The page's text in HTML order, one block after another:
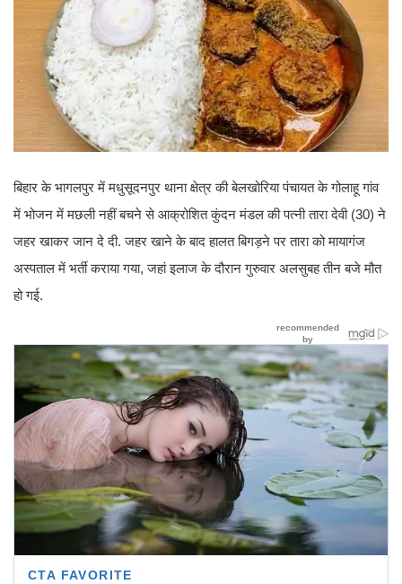
बिहार के भागलपुर में मधुसूदनपुर थाना क्षेत्र की बेलखोरिया पंचायत के गोलाहू गांव
में भोजन में मछली नहीं बचने से आक्रोशित कुंदन मंडल की पत्नी तारा देवी (30) ने
जहर खाकर जान दे दी. जहर खाने के बाद हालत बिगड़ने पर तारा को मायागंज
अस्पताल में भर्ती कराया गया, जहां इलाज के दौरान गुरुवार अलसुबह तीन बजे मौत
हो गई.